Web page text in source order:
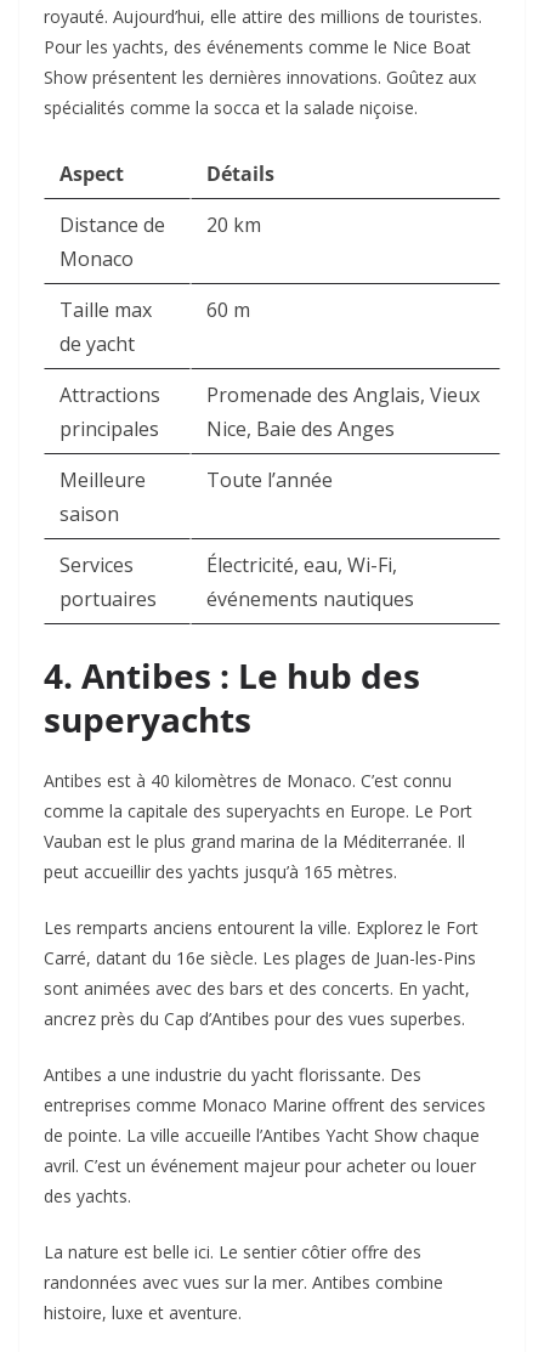
royauté. Aujourd’hui, elle attire des millions de touristes.
Pour les yachts, des événements comme le Nice Boat
Show présentent les dernières innovations. Goûtez aux
spécialités comme la socca et la salade niçoise.
Aspect
Détails
Distance de
Monaco
20 km
Taille max
de yacht
60 m
Attractions
principales
Promenade des Anglais, Vieux
Nice, Baie des Anges
Meilleure
saison
Toute l’année
Services
portuaires
Électricité, eau, Wi-Fi,
événements nautiques
4. Antibes : Le hub des
superyachts
Antibes est à 40 kilomètres de Monaco. C’est connu
comme la capitale des superyachts en Europe. Le Port
Vauban est le plus grand marina de la Méditerranée. Il
peut accueillir des yachts jusqu’à 165 mètres.
Les remparts anciens entourent la ville. Explorez le Fort
Carré, datant du 16e siècle. Les plages de Juan-les-Pins
sont animées avec des bars et des concerts. En yacht,
ancrez près du Cap d’Antibes pour des vues superbes.
Antibes a une industrie du yacht florissante. Des
entreprises comme Monaco Marine offrent des services
de pointe. La ville accueille l’Antibes Yacht Show chaque
avril. C’est un événement majeur pour acheter ou louer
des yachts.
La nature est belle ici. Le sentier côtier offre des
randonnées avec vues sur la mer. Antibes combine
histoire, luxe et aventure.